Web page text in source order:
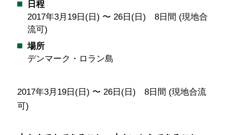
日程
2017年3月19日(日) 〜 26日(日) 8日間 (現地合
流可)
場所
デンマーク・ロラン島
2017年3月19日(日) 〜 26日(日) 8日間 (現地合流
可)